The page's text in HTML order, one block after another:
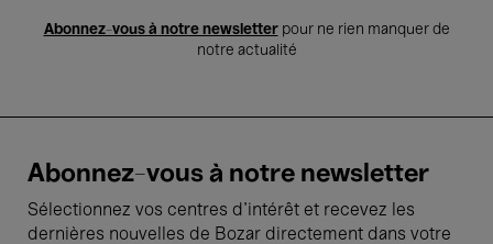
Abonnez-vous à notre newsletterpour ne rien manquer de
notre actualité
Abonnez-vous à notre newsletter
Sélectionnez vos centres d'intérêt et recevez les
dernières nouvelles de Bozar directement dans votre